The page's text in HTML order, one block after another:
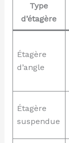
Type
d’étagère
Étagère
d’angle
Étagère
suspendue